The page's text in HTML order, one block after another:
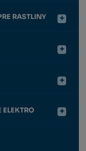
RASTLINY